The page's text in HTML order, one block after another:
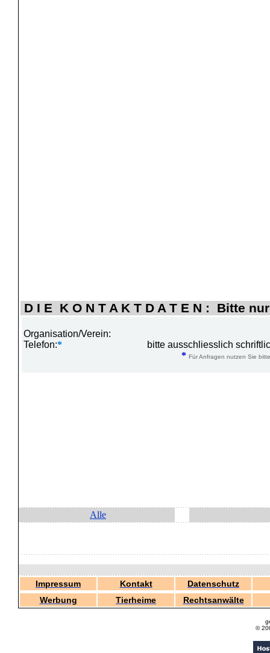
D I E K O N T A K T D A T E N : Bitte
Organisation/Verein:
Telefon:*
bitte ausschliesslich
* Für Anfragen nutzen Sie
Alle
Impressum Kontakt
Datenschutz
Werbung
Tierheime Rechtsanwälte
©